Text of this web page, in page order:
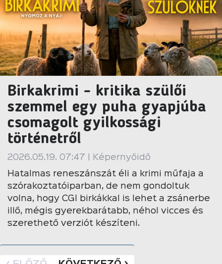
Birkakrimi - kritika szülői
szemmel egy puha gyapjúba
csomagolt gyilkossági
történetről
2026.05.19. 07:47 | Képernyőidő
Hatalmas reneszánszát éli a krimi műfaja a
szórakoztatóiparban, de nem gondoltuk
volna, hogy CGI birkákkal is lehet a zsánerbe
illő, mégis gyerekbarátabb, néhol vicces és
szerethető verziót készíteni.